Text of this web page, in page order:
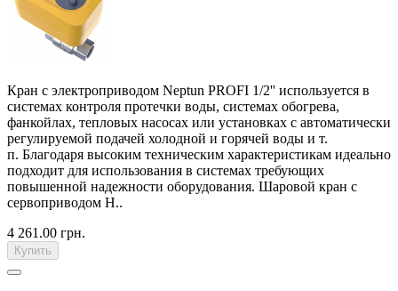
Кран с электроприводом Neptun PROFI 1/2'' используется в
системах контроля протечки воды, системах обогрева,
фанкойлах, тепловых насосах или установках с автоматически
регулируемой подачей холодной и горячей воды и т.
п. Благодаря высоким техническим характеристикам идеально
подходит для использования в системах требующих
повышенной надежности оборудования. Шаровой кран с
сервоприводом Н..
4 261.00 грн.
Купить